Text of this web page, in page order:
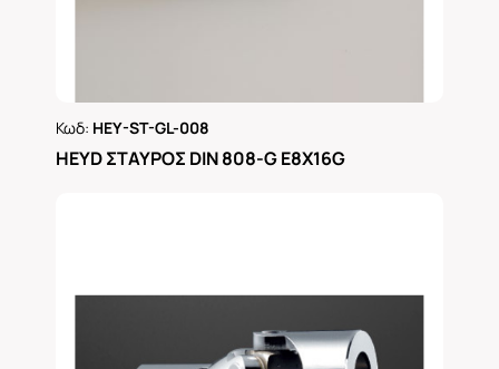
Κωδ: HEY-ST-GL-008
HEYD ΣΤΑΥΡΟΣ DIN 808-G E8X16G